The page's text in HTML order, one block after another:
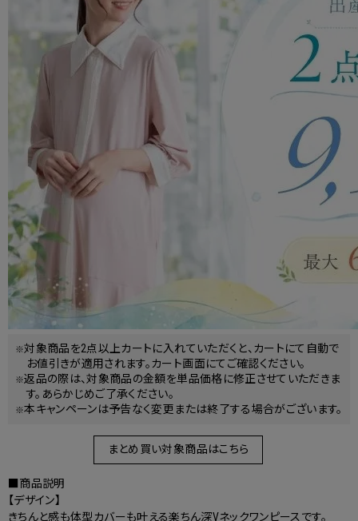
対象商品を2点以上カートに入れていただくと、カートにて自動で
お値引きが適用されます。カート画面にてご確認ください。
返品の際は、対象商品の金額を単品価格に修正させていただきま
す。あらかじめご了承ください。
本キャンペーンは予告なく変更または終了する場合がございます。
まとめ買い対象商品はこちら
■商品説明
【デザイン】
きちんと感も体型カバーも叶える楽ちん深Vネックワンピースです。